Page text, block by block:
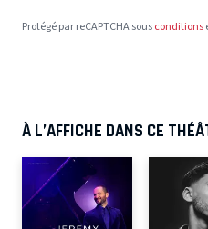
Protégé par reCAPTCHA sousconditions
À L’AFFICHE DANS CE